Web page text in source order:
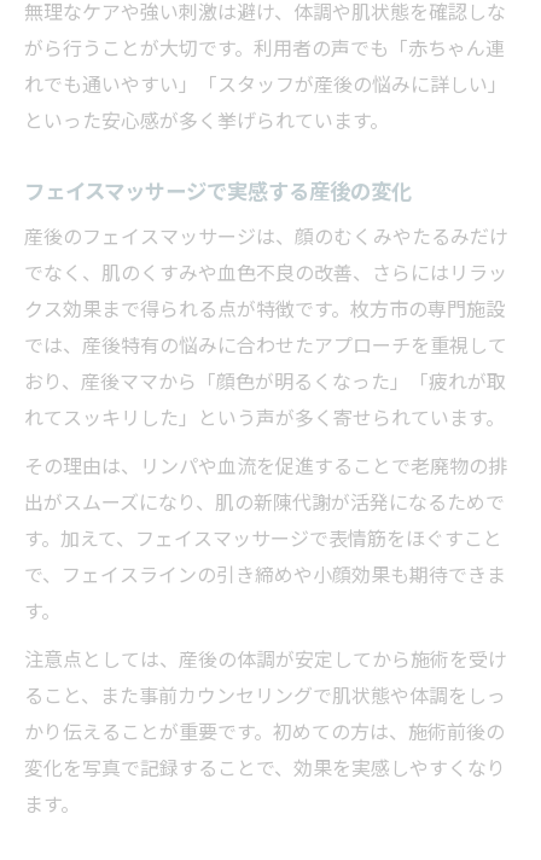
無理なケアや強い刺激は避け、体調や肌状態を確認しな
がら行うことが大切です。利用者の声でも「赤ちゃん連
れでも通いやすい」「スタッフが産後の悩みに詳しい」
といった安心感が多く挙げられています。
フェイスマッサージで実感する産後の変化
産後のフェイスマッサージは、顔のむくみやたるみだけ
でなく、肌のくすみや血色不良の改善、さらにはリラッ
クス効果まで得られる点が特徴です。枚方市の専門施設
では、産後特有の悩みに合わせたアプローチを重視して
おり、産後ママから「顔色が明るくなった」「疲れが取
れてスッキリした」という声が多く寄せられています。
その理由は、リンパや血流を促進することで老廃物の排
出がスムーズになり、肌の新陳代謝が活発になるためで
す。加えて、フェイスマッサージで表情筋をほぐすこと
で、フェイスラインの引き締めや小顔効果も期待できま
す。
注意点としては、産後の体調が安定してから施術を受け
ること、また事前カウンセリングで肌状態や体調をしっ
かり伝えることが重要です。初めての方は、施術前後の
変化を写真で記録することで、効果を実感しやすくなり
ます。